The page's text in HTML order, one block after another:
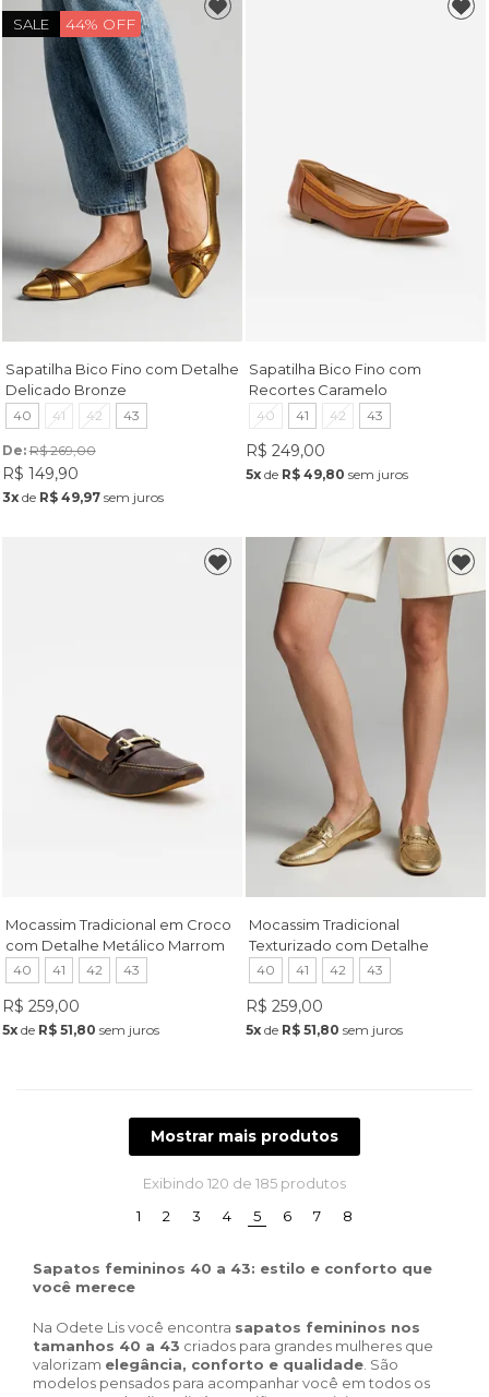
SALE 44% OFF
Sapatilha Bico Fino com Detalhe
Delicado Bronze
40 41 42 43
De: R$ 269,00
R$ 149,90
3xde R$ 49,97sem juros
Sapatilha Bico Fino com
Recortes Caramelo
40 41 42 43
R$ 249,00
5x de R$ 49,80 sem juros
Mocassim Tradicional em Croco
com Detalhe Metálico Marrom
40 41 42 43
R$ 259,00
5xde R$ 51,80 sem juros
Mocassim Tradicional
Texturizado com Detalhe
Metálico Ouro
40 41 42 43
R$ 259,00
5x de R$ 51,80 sem juros
Mostrar mais produtos
Exibindo 120 de 185 produtos
1
2 3 4 5(current)
6 7 8
Sapatos femininos 40 a 43: estilo e conforto que
você merece
Na Odete Lis você encontra sapatos femininos nos
tamanhos 40 a 43 criados para grandes mulheres que
valorizam elegância, conforto e qualidade . São
modelos pensados para acompanhar você em todos os